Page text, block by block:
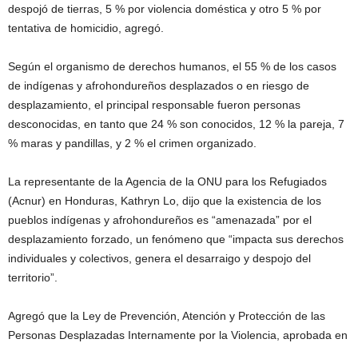
despojó de tierras, 5 % por violencia doméstica y otro 5 % por
tentativa de homicidio, agregó.
Según el organismo de derechos humanos, el 55 % de los casos
de indígenas y afrohondureños desplazados o en riesgo de
desplazamiento, el principal responsable fueron personas
desconocidas, en tanto que 24 % son conocidos, 12 % la pareja, 7
% maras y pandillas, y 2 % el crimen organizado.
La representante de la Agencia de la ONU para los Refugiados
(Acnur) en Honduras, Kathryn Lo, dijo que la existencia de los
pueblos indígenas y afrohondureños es “amenazada” por el
desplazamiento forzado, un fenómeno que “impacta sus derechos
individuales y colectivos, genera el desarraigo y despojo del
territorio”.
Agregó que la Ley de Prevención, Atención y Protección de las
Personas Desplazadas Internamente por la Violencia, aprobada en